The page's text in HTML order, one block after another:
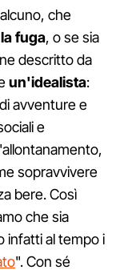
che
fuga, o se sia
descritto da
un'idealista:
avventure e
e
sopravvivere
bere. Così
che sia
infatti al tempo i
". Con sé